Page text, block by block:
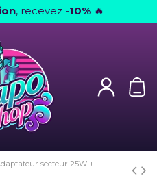
, recevez -10% 🔥
secteur 25W +